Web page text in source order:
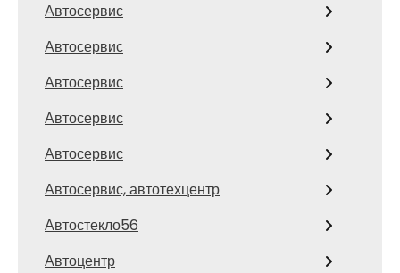
Автосервис
Автосервис
Автосервис
Автосервис
Автосервис
Автосервис, автотехцентр
Автостекло56
Автоцентр